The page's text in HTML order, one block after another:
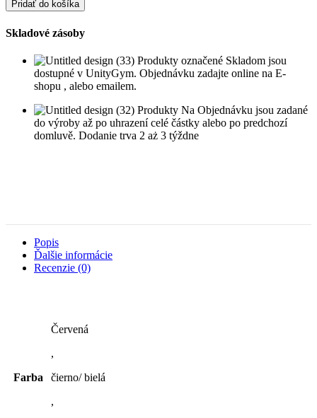
pre
velké
Pridať do košíka
Skladové zásoby
Produkty označené Skladom jsou
dostupné v UnityGym. Objednávku zadajte online na E-
shopu , alebo emailem.
Produkty Na Objednávku jsou zadané
do výroby až po uhrazení celé částky alebo po predchozí
domluvě. Dodanie trva 2 aż 3 týždne
Popis
Ďalšie informácie
Recenzie (0)
Farba
Červená
,
čierno/ bielá
,